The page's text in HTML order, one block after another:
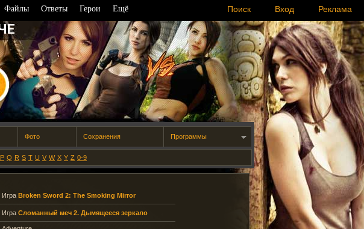
Фото Сохранения Программы
P Q R S T U V W X Y Z 0-9
Игра Broken Sword 2: The Smoking Mirror
Игра Сломанный меч 2. Дымящееся зеркало
Файлы Ответы Герои Ещё Реклама
Вход
Поиск